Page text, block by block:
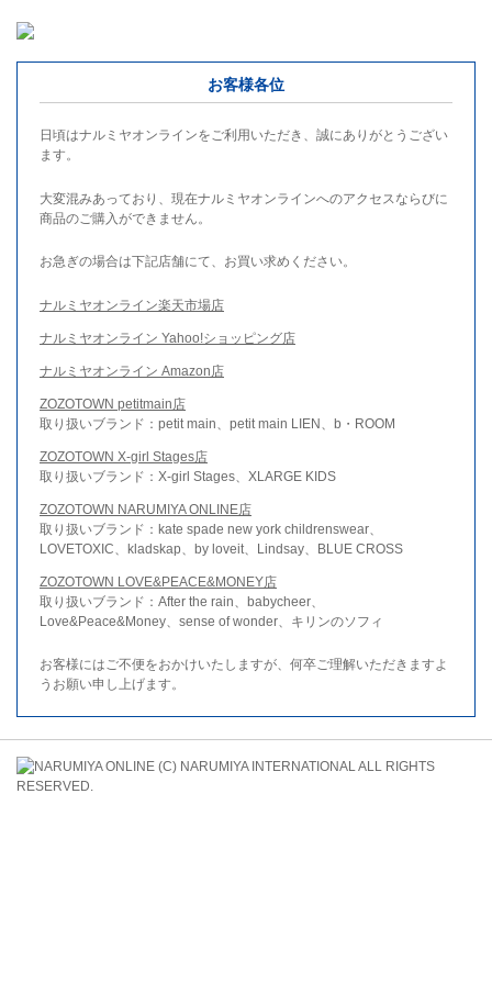
お客様各位
日頃はナルミヤオンラインをご利用いただき、誠にありがとうござい
ます。
大変混みあっており、現在ナルミヤオンラインへのアクセスならびに
商品のご購入ができません。
お急ぎの場合は下記店舗にて、お買い求めください。
ナルミヤオンライン楽天市場店
ナルミヤオンライン Yahoo!ショッピング店
ナルミヤオンライン Amazon店
ZOZOTOWN petitmain店
取り扱いブランド：petit main、petit main LIEN、b・ROOM
ZOZOTOWN X-girl Stages店
取り扱いブランド：X-girl Stages、XLARGE KIDS
ZOZOTOWN NARUMIYA ONLINE店
取り扱いブランド：kate spade new york childrenswear、
LOVETOXIC、kladskap、by loveit、Lindsay、BLUE CROSS
ZOZOTOWN LOVE&PEACE&MONEY店
取り扱いブランド：After the rain、babycheer、
Love&Peace&Money、sense of wonder、キリンのソフィ
お客様にはご不便をおかけいたしますが、何卒ご理解いただきますよ
うお願い申し上げます。